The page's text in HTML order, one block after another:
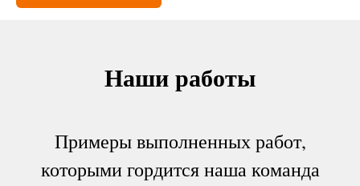
Наши работы
Примеры выполненных работ,
которыми гордится наша команда